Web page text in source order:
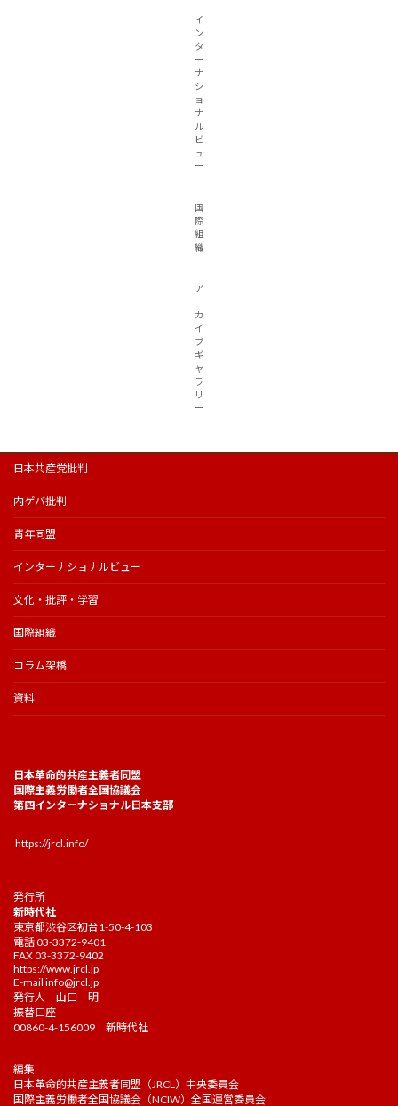
イ
ン
タ
ー
ナ
シ
ョ
ナ
ル
ビ
ュ
ー
国
際
組
織
ア
ー
カ
イ
ブ
ギ
ャ
ラ
リ
ー
日本共産党批判
内ゲバ批判
青年同盟
インターナショナルビュー
文化・批評・学習
国際組織
コラム架橋
資料
日本革命的共産主義者同盟
国際主義労働者全国協議会
第四インターナショナル日本支部
https://jrcl.info/
発行所
新時代社
東京都渋谷区初台1-50-4-103
電話 03-3372-9401
FAX 03-3372-9402
https://www.jrcl.jp
E-mail info@jrcl.jp
発行人 山口 明
振替口座
00860-4-156009 新時代社
編集
日本革命的共産主義者同盟（JRCL）中央委員会
国際主義労働者全国協議会（NCIW）全国運営委員会